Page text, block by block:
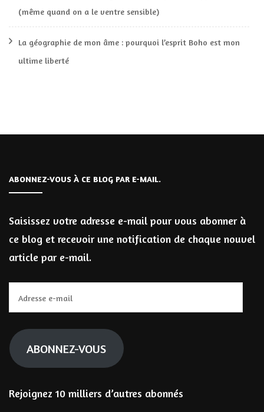
(même quand on a le ventre sensible)
La géographie de mon âme : pourquoi l’esprit Boho est mon
ultime liberté
ABONNEZ-VOUS À CE BLOG PAR E-MAIL.
Saisissez votre adresse e-mail pour vous abonner à
ce blog et recevoir une notification de chaque nouvel
article par e-mail.
e-
mail
ABONNEZ-VOUS
Rejoignez 10 milliers d’autres abonnés